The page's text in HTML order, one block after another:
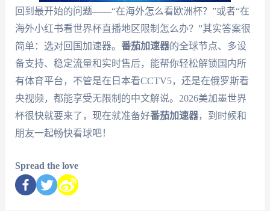
回到最开始的问题——“在海外怎么看欧洲杯？”或者“在
海外小红书看世界杯直播地区限制怎么办？”其实答案很
简单：选对回国加速器。 番茄加速器的全球节点、多设
备支持、稳定流量和实时售后，能帮你轻松解锁国内所
有体育平台，不管是在日本看CCTV5，还是在俄罗斯看
央视频，都能享受无限制的中文解说。2026美加墨世界
杯很快就要来了，现在就准备好番茄加速器，到时候和
朋友一起畅快看球吧！
Spread the love